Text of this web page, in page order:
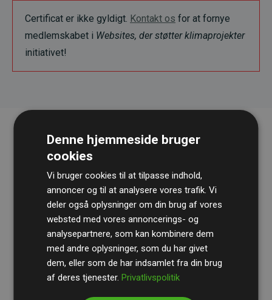
Certificat er ikke gyldigt. Kontakt os for at fornye
medlemskabet i Websites, der støtter klimaprojekter
initiativet!
RevisionshusetBDOgennemgår løbende vores
beregninger og metode for at sikre gennemsigtighed
og pålidelighed.
Deres revision dokumenterer, at vores investeringer i
Denne hjemmeside bruger
cookies
Vi bruger cookies til at tilpasse indhold,
annoncer og til at analysere vores trafik. Vi
deler også oplysninger om din brug af vores
websted med vores annoncerings- og
analysepartnere, som kan kombinere dem
med andre oplysninger, som du har givet
dem, eller som de har indsamlet fra din brug
af deres tjenester.Privatlivspolitik